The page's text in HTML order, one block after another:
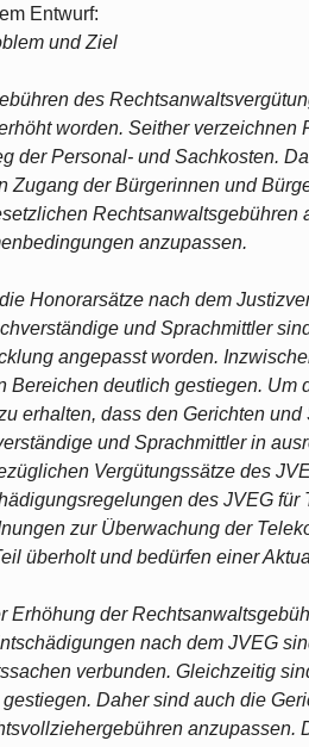
Entwurf:
und Ziel
des
worden. Seither
der Personal- und Sachkosten.
Zugang der Bürgerinnen und
Rechtsanwaltsgebühren
anzupassen.
Honorarsätze nach dem
und Sprachmittler
angepasst worden.
Bereichen deutlich gestiegen. Um
erhalten, dass den Gerichten
und Sprachmittler in
Vergütungssätze des
des JVEG
zur Überwachung der
überholt und bedürfen einer
Erhöhung der
nach dem JVEG
verbunden. Gleichzeitig
Daher sind auch die
anzupassen.